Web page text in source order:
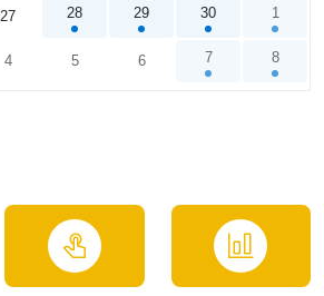
27 28 29 30 1
4 5 6 7 8